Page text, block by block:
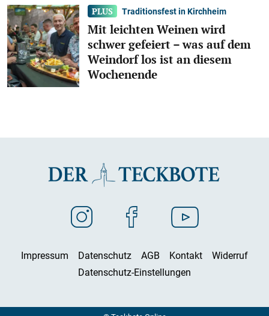
Traditionsfest in Kirchheim
Mit leichten Weinen wird
schwer gefeiert – was auf dem
Weindorf los ist an diesem
Wochenende
Impressum Datenschutz AGB Kontakt
Widerruf
Datenschutz-Einstellungen